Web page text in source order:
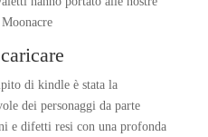
di kindle è stata la
dei personaggi da parte
e difetti resi con una profonda